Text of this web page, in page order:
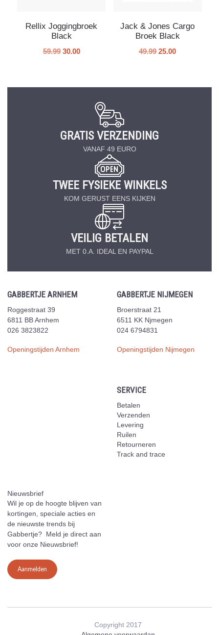
Rellix Joggingbroek
Black
59.99 30.00
Jack & Jones Cargo
Broek Black
49.99 25.00
GRATIS VERZENDING
VANAF 49 EURO
TWEE FYSIEKE WINKELS
KOM GERUST EENS KIJKEN
VEILIG BETALEN
MET 0.A. IDEAL EN PAYPAL
GABBERTJE ARNHEM
Roggestraat 39
6811 BB Arnhem
026 3823822
Openingstijden Arnhem
GABBERTJE NIJMEGEN
Broerstraat 21
6511 KK Njmegen
024 6794831
Openingstijden Nijmegen
SERVICE
Betalen
Verzenden
Levering
Ruilen
Retourneren
Track and trace
Nieuwsbrief
Wil je op de hoogte blijven van
kortingen, speciale acties en
de nieuwste trends bij
Gabbertje? Meld je direct aan
voor onze Nieuwsbrief!
Aanmelden
Copyright 2017